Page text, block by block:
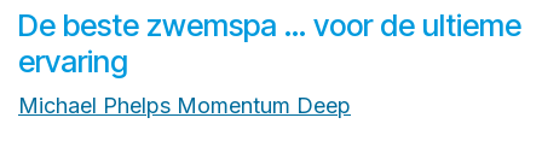
De beste zwemspa ... voor de ultieme
ervaring
Michael Phelps Momentum Deep